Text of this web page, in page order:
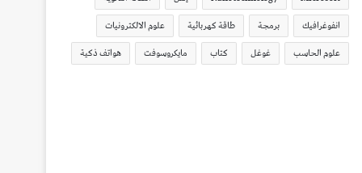
انفوغرافيك
برمجة طاقة كهربائية
علوم الالكترونيات
علوم الحاسب
غوغل كتاب مايكروسوفت هواتف ذكية